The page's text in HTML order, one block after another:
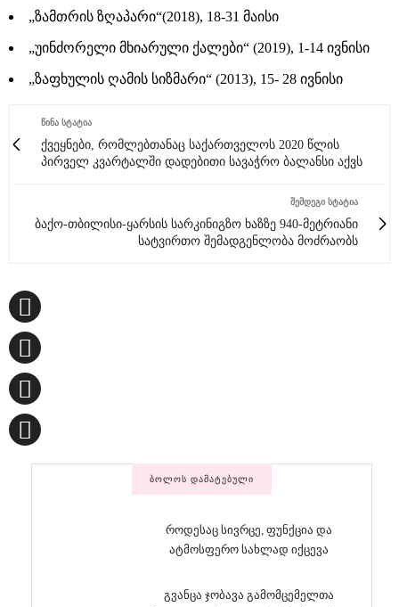
„ზამთრის ზღაპარი“(2018), 18-31 მაისი
„უინძორელი მხიარული ქალები“ (2019), 1-14 ივნისი
„ზაფხულის ღამის სიზმარი“ (2013), 15- 28 ივნისი
ᲬᲘᲜᲐ ᲡᲢᲐᲢᲘᲐ
ქვეყნები, რომლებთანაც საქართველოს 2020 წლის
პირველ კვარტალში დადებითი სავაჭრო ბალანსი აქვს
ᲨᲔᲛᲓᲔᲒᲘ ᲡᲢᲐᲢᲘᲐ
ბაქო-თბილისი-ყარსის სარკინიგზო ხაზზე 940-მეტრიანი
სატვირთო შემადგენლობა მოძრაობს
ᲑᲝᲚᲝᲡ ᲓᲐᲛᲐᲢᲔᲑᲣᲚᲘ
როდესაც სივრცე, ფუნქცია და
ატმოსფერო სახლად იქცევა
გვანცა ჯობავა გამომცემელთა